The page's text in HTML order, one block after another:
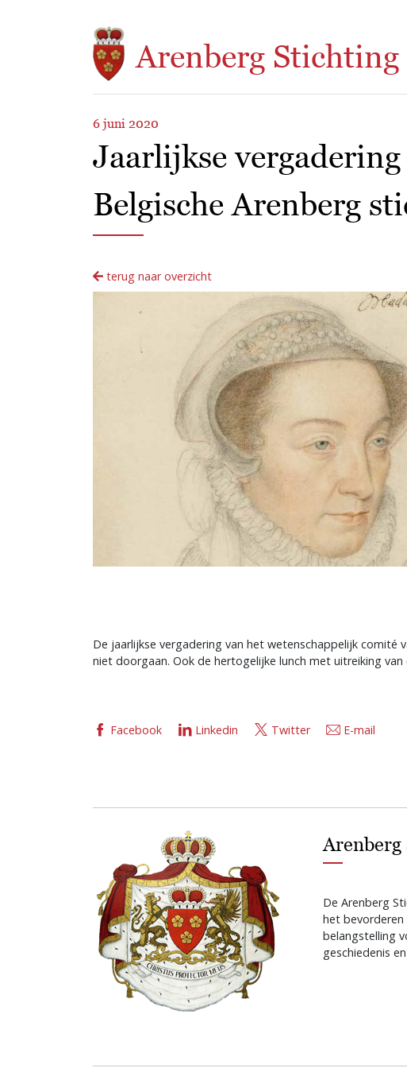
Arenberg Stichting
6 juni 2020
Jaarlijkse
Belgische Arenberg
terug naar overzicht
De jaarlijkse vergadering van het wetenschappelijk comité
niet doorgaan. Ook de hertogelijke lunch met uitreiking
Facebook Linkedin Twitter E-mail
De Arenberg
het bevorderen
belangstelling
geschiedenis